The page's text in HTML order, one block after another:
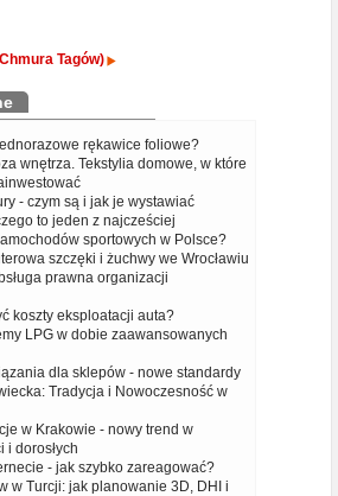
Tagów)
rękawice foliowe?
wnętrza. Tekstylia domowe, w które
- czym są i jak je wystawiać
to jeden z najcześciej
sportowych w Polsce?
szczęki i żuchwy we Wrocławiu
prawna organizacji
koszty eksploatacji auta?
LPG w dobie zaawansowanych
dla sklepów - nowe standardy
Tradycja i Nowoczesność w
w Krakowie - nowy trend w
i dorosłych
- jak szybko zareagować?
w Turcji: jak planowanie 3D, DHI i